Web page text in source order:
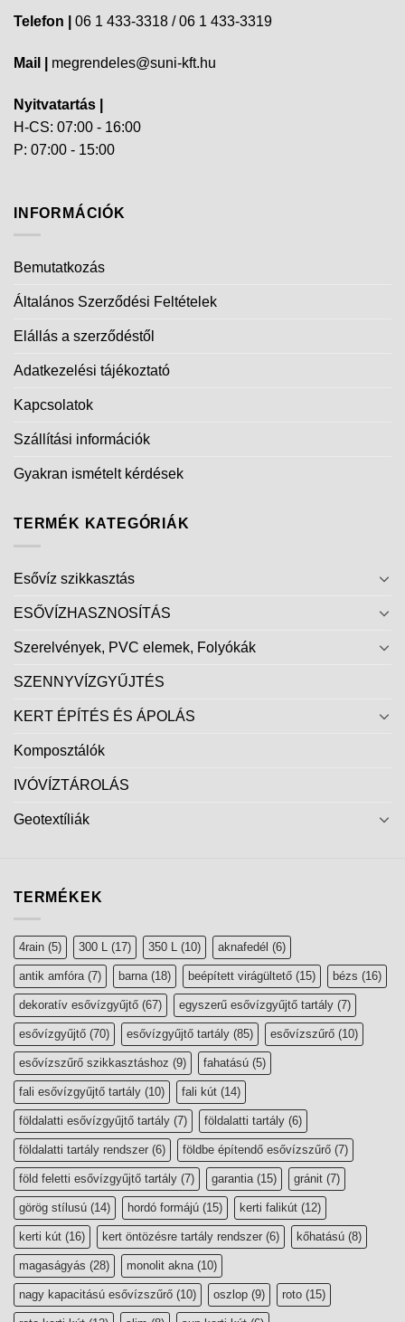
Telefon | 06 1 433-3318 / 06 1 433-3319
Mail | megrendeles@suni-kft.hu
Nyitvatartás |
H-CS: 07:00 - 16:00
P: 07:00 - 15:00
INFORMÁCIÓK
Bemutatkozás
Általános Szerződési Feltételek
Elállás a szerződéstől
Adatkezelési tájékoztató
Kapcsolatok
Szállítási információk
Gyakran ismételt kérdések
TERMÉK KATEGÓRIÁK
Esővíz szikkasztás
ESŐVÍZHASZNOSÍTÁS
Szerelvények, PVC elemek, Folyókák
SZENNYVÍZGYŰJTÉS
KERT ÉPÍTÉS ÉS ÁPOLÁS
Komposztálók
IVÓVÍZTÁROLÁS
Geotextíliák
TERMÉKEK
4rain (5) 300 L (17) 350 L (10) aknafedél (6)
antik amfóra(7) barna(18) beépített virágültető (15) bézs (16)
dekoratív esővízgyűjtő (67) egyszerű esővízgyűjtő tartály (7)
esővízgyűjtő (70) esővízgyűjtő tartály (85) esővízszűrő (10)
esővízszűrő szikkasztáshoz (9) fahatású (5)
fali esővízgyűjtő tartály (10) fali kút (14)
földalatti esővízgyűjtő tartály (7) földalatti tartály (6)
földalatti tartály rendszer (6) földbe építendő esővízszűrő (7)
föld feletti esővízgyűjtő tartály (7) garantia(15) gránit (7)
görög stílusú (14) hordó formájú (15) kerti falikút (12)
kerti kút (16) kert öntözésre tartály rendszer (6) kőhatású (8)
magaságyás (28) monolit akna(10)
nagy kapacitású esővízszűrő (10) oszlop (9) roto (15)